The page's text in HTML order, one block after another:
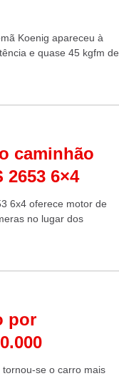
Koenig apareceu à
e quase 45 kgfm de
caminhão
2653 6×4
6x4 oferece motor de
no lugar dos
por
se o carro mais